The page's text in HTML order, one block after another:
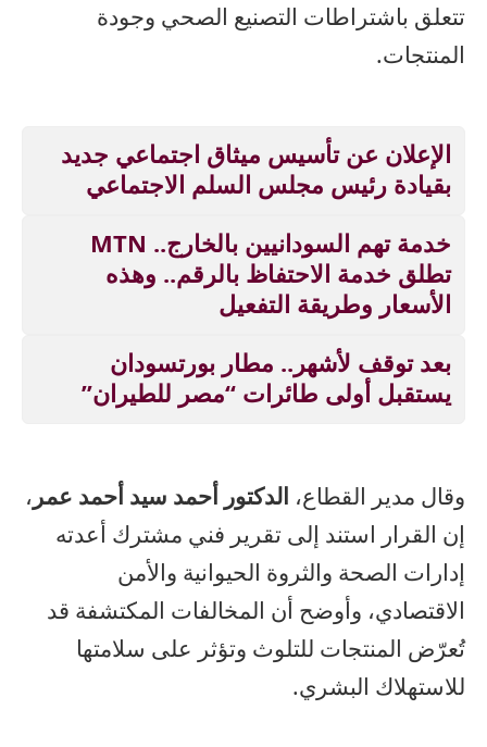
تتعلق باشتراطات التصنيع الصحي وجودة
المنتجات.
الإعلان عن تأسيس ميثاق اجتماعي جديد
بقيادة رئيس مجلس السلم الاجتماعي
خدمة تهم السودانيين بالخارج.. MTN
تطلق خدمة الاحتفاظ بالرقم.. وهذه
الأسعار وطريقة التفعيل
بعد توقف لأشهر.. مطار بورتسودان
يستقبل أولى طائرات “مصر للطيران”
وقال مدير القطاع، الدكتور أحمد سيد أحمد عمر ،
إن القرار استند إلى تقرير فني مشترك أعدته
إدارات الصحة والثروة الحيوانية والأمن
الاقتصادي، وأوضح أن المخالفات المكتشفة قد
تُعرّض المنتجات للتلوث وتؤثر على سلامتها
للاستهلاك البشري.